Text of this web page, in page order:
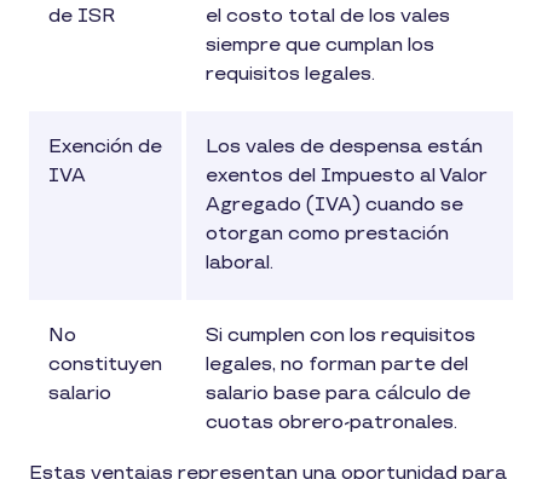
de ISR
el costo total de los vales
siempre que cumplan los
requisitos legales.
Exención de
IVA
Los vales de despensa están
exentos del Impuesto al Valor
Agregado (IVA) cuando se
otorgan como prestación
laboral.
No
constituyen
salario
Si cumplen con los requisitos
legales, no forman parte del
salario base para cálculo de
cuotas obrero-patronales.
Estas ventajas representan una oportunidad para